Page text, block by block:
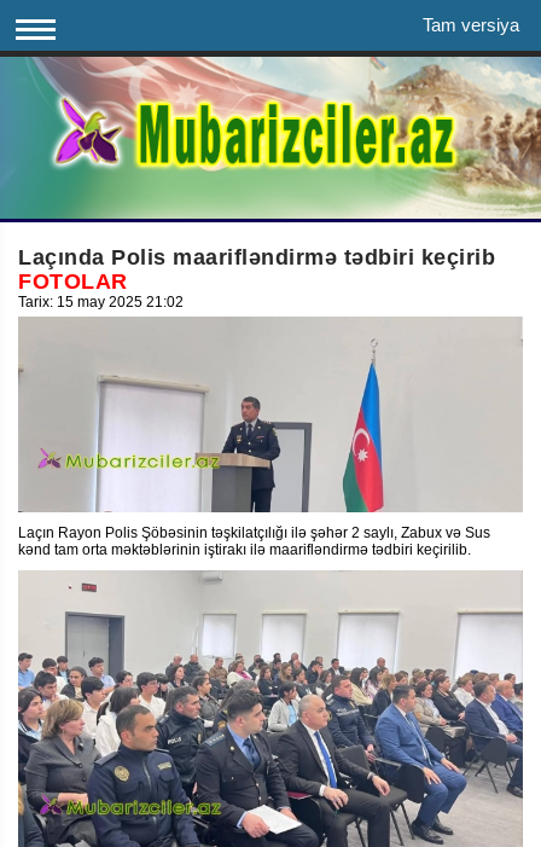
Tam versiya
Laçında Polis maarifləndirmə tədbiri keçirib
FOTOLAR
Tarix: 15 may 2025 21:02
Laçın Rayon Polis Şöbəsinin təşkilatçılığı ilə şəhər 2 saylı, Zabux və Sus
kənd tam orta məktəblərinin iştirakı ilə maarifləndirmə tədbiri keçirilib.